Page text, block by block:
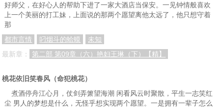
69蓝甚，你爱我么？ 70忆；过往烟云皆成空 71忆；过往烟云皆为殇
75姐姐可以亲我一下吗 76竟敢与别人靠那么近
81与九歌黎一起泡温泉 82放不下求不来的东西
84如你所愿，不会原谅 85九歌黎，你放我走吧 86仰望天空的都是弱者
好师父，在好心人的帮助下进了一家大酒店当保安。一见钟情般喜欢
上一个美丽的打工妹，上面说的那两个愿望离他太远了，他只想守着
那
都市言情
叼烟斗的蛤蟆
未知
最新章：
第二部 第09章（六）艳妇王琳（下）【精】
桃花依旧笑春风（命犯桃花）
煮酒停舟江心月，仗剑弄箫望海潮 闲看风云时聚散，平生一志笑红
尘 男人的梦想是什么，无怪乎想实现两个愿望。一是拥有一辈子怎么